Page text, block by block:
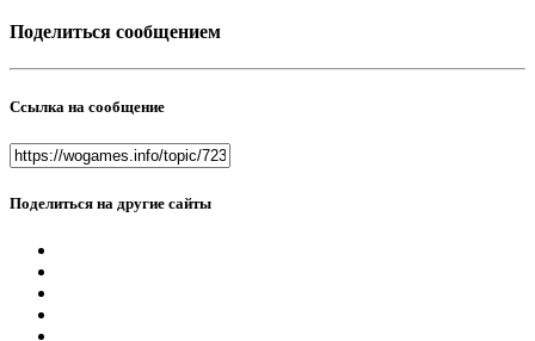
Поделиться сообщением
Ссылка на сообщение
Поделиться на другие сайты